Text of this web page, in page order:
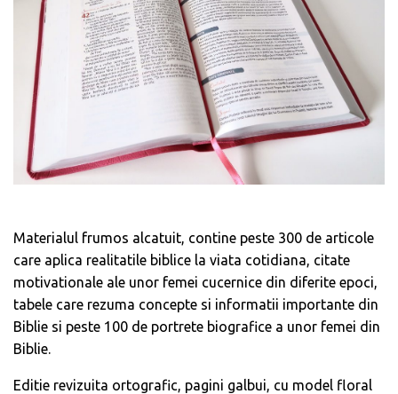
Materialul frumos alcatuit, contine peste 300 de articole
care aplica realitatile biblice la viata cotidiana, citate
motivationale ale unor femei cucernice din diferite epoci,
tabele care rezuma concepte si informatii importante din
Biblie si peste 100 de portrete biografice a unor femei din
Biblie.
Editie revizuita ortografic, pagini galbui, cu model floral